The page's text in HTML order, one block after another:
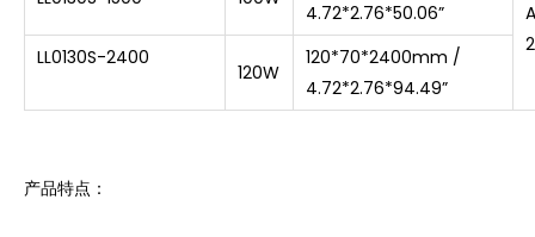
4.72*2.76*50.06”
LL0130S-2400
120W
120*70*2400mm /
4.72*2.76*94.49”
产品特点：